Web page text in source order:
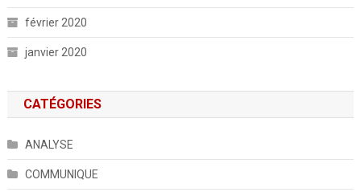
février 2020
janvier 2020
CATÉGORIES
ANALYSE
COMMUNIQUE